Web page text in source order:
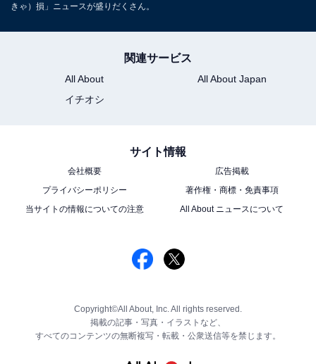
きゃ）損」ニュースが盛りだくさん。
関連サービス
All About
All About Japan
イチオシ
サイト情報
会社概要
広告掲載
プライバシーポリシー
著作権・商標・免責事項
当サイトの情報についての注意
All About ニュースについて
Copyright©All About, Inc. All rights reserved.
掲載の記事・写真・イラストなど、
すべてのコンテンツの無断複写・転載・公衆送信等を禁じます。